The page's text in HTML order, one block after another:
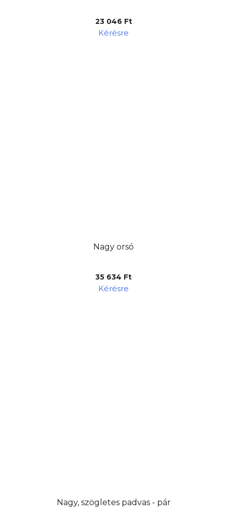
23 046 Ft
Kérésre
Nagy orsó
35 634 Ft
Kérésre
Nagy, szögletes padvas - pár